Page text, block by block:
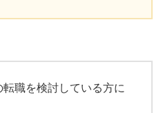
職を検討している方に